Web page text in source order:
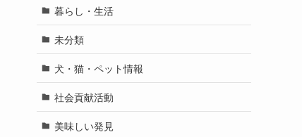
暮らし・生活
未分類
犬・猫・ペット情報
社会貢献活動
美味しい発見